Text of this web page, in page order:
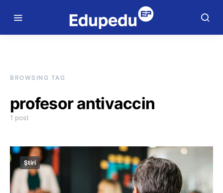
BROWSING TAG
profesor antivaccin
1 post
Știri